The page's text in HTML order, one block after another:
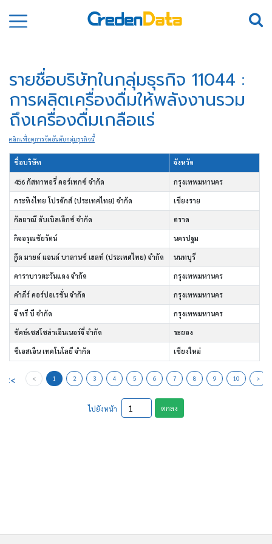
รายชื่อบริษัทในกลุ่มธุรกิจ 11044 :
การผลิตเครื่องดื่มให้พลังงานรวม
ถึงเครื่องดื่มเกลือแร่
คลิกเพื่อดูการจัดอันดับกลุ่มธุรกิจนี้
ชื่อบริษัท จังหวัด
456 กัสทาทอรี่ คอร์เทกซ์ จำกัด กรุงเทพมหานคร
กระทิงไทย โปรดักส์ (ประเทศไทย) จำกัด เชียงราย
กัลยาณี ดับเบิลเอ็กซ์ จำกัด ตราด
กิจอรุณชัยรัตน์ นครปฐม
กู๊ด มายด์ แอนด์ บาลานซ์ เฮลท์ (ประเทศไทย) จำกัด นนทบุรี
คาราบาวตะวันแดง จำกัด กรุงเทพมหานคร
คำภีร์ คอร์ปอเรชั่น จำกัด กรุงเทพมหานคร
จี ทรี บี จำกัด กรุงเทพมหานคร
ซัคษ์เซสโซล่าเอ็นเนอร์จี่ จำกัด ระยอง
ซีเอสเอ็น เทคโนโลยี จำกัด เชียงใหม่
<< < 1 2 3 4 5 6 7 8 9 10 >
ไปยังหน้า ตกลง